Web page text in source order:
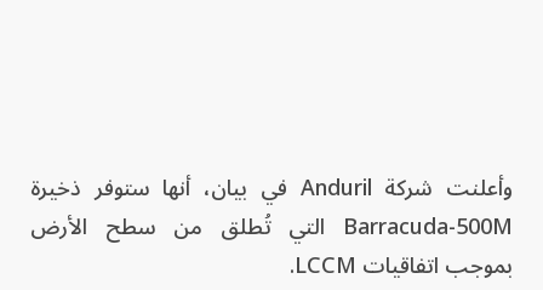
وأعلنت شركة Anduril في بيان، أنها ستوفر ذخيرة
Barracuda-500M التي تُطلق من سطح الأرض
بموجب اتفاقيات LCCM.